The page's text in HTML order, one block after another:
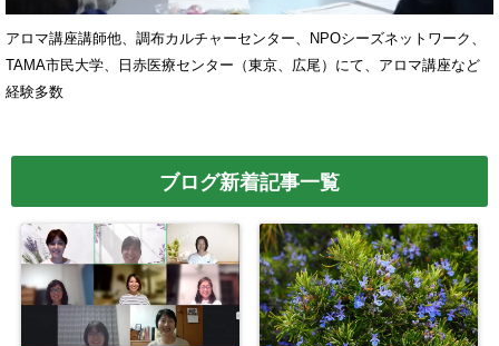
アロマ講座講師他、調布カルチャーセンター、NPOシーズネットワーク、
TAMA市民大学、日赤医療センター（東京、広尾）にて、アロマ講座など
経験多数
ブログ新着記事一覧